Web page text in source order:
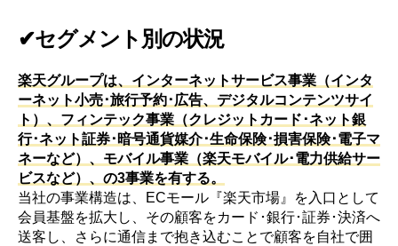
✔セグメント別の状況
楽天グループは、インターネットサービス事業（インタ
ーネット小売･旅行予約･広告、デジタルコンテンツサイ
ト）、フィンテック事業（クレジットカード･ネット銀
行･ネット証券･暗号通貨媒介･生命保険･損害保険･電子マ
ネーなど）、モバイル事業（楽天モバイル･電力供給サー
ビスなど）、の3事業を有する。
当社の事業構造は、ECモール『楽天市場』を入口として
会員基盤を拡大し、その顧客をカード･銀行･証券･決済へ
送客し、さらに通信まで抱き込むことで顧客を自社で囲